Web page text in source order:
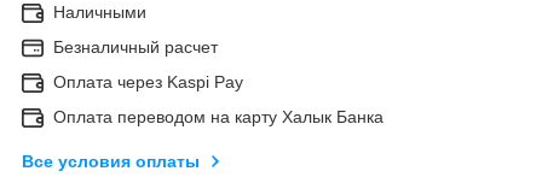
Наличными
Безналичный расчет
Оплата через Kaspi Pay
Оплата переводом на карту Халык Банка
Все условия оплаты